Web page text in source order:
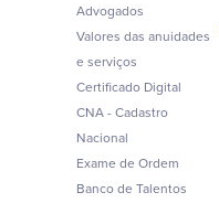
Advogados
Valores das anuidades
e serviços
Certificado Digital
CNA - Cadastro
Nacional
Exame de Ordem
Banco de Talentos